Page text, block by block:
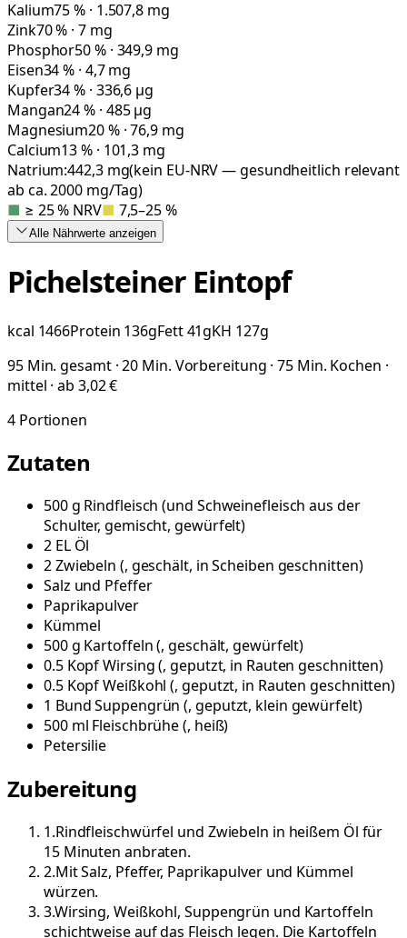
Kalium75 % · 1.507,8 mg
Zink70 % · 7 mg
Phosphor50 % · 349,9 mg
Eisen34 % · 4,7 mg
Kupfer34 % · 336,6 µg
Mangan24 % · 485 µg
Magnesium20 % · 76,9 mg
Calcium13 % · 101,3 mg
Natrium:442,3mg(kein EU-NRV — gesundheitlich relevant
ab ca. 2000 mg/Tag)
■ ≥ 25 % NRV■ 7,5–25 %
Alle Nährwerte anzeigen
Pichelsteiner Eintopf
kcal 1466Protein 136gFett41gKH 127g
95 Min. gesamt · 20 Min. Vorbereitung · 75 Min. Kochen ·
mittel · ab 3,02 €
4 Portionen
Zutaten
500g Rindfleisch (und Schweinefleisch aus der
Schulter, gemischt, gewürfelt)
2 EL Öl
2Zwiebeln (, geschält, in Scheiben geschnitten)
Salz und Pfeffer
Paprikapulver
Kümmel
500g Kartoffeln(, geschält, gewürfelt)
0.5 KopfWirsing(, geputzt, in Rauten geschnitten)
0.5 KopfWeißkohl (, geputzt, in Rauten geschnitten)
1 BundSuppengrün (, geputzt, klein gewürfelt)
500 ml Fleischbrühe(, heiß)
Petersilie
Zubereitung
1.Rindfleischwürfel und Zwiebeln in heißem Öl für
15 Minuten anbraten.
2.Mit Salz, Pfeffer, Paprikapulver und Kümmel
würzen.
3.Wirsing, Weißkohl, Suppengrün und Kartoffeln
schichtweise auf das Fleisch legen. Die Kartoffeln